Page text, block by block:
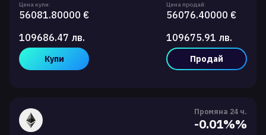
Цена купи:
56081.80000 €
109686.47 лв.
Купи
Цена продай:
56076.40000 €
109675.91 лв.
Продай
Промяна 24 ч.
-0.01%%